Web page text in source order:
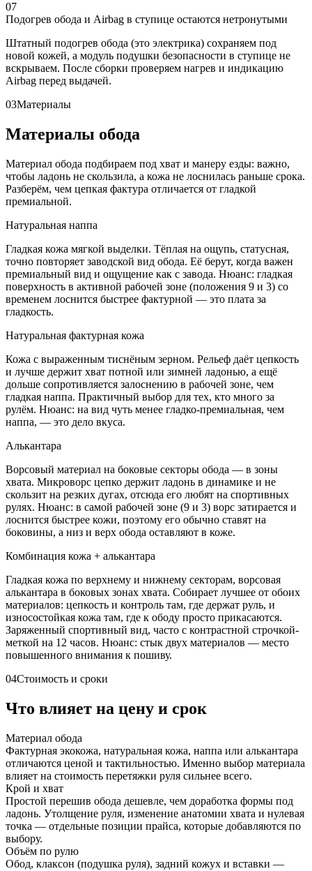
07
Подогрев обода и Airbag в ступице остаются нетронутыми
Штатный подогрев обода (это электрика) сохраняем под
новой кожей, а модуль подушки безопасности в ступице не
вскрываем. После сборки проверяем нагрев и индикацию
Airbag перед выдачей.
03Материалы
Материалы обода
Материал обода подбираем под хват и манеру езды: важно,
чтобы ладонь не скользила, а кожа не лоснилась раньше срока.
Разберём, чем цепкая фактура отличается от гладкой
премиальной.
Натуральная наппа
Гладкая кожа мягкой выделки. Тёплая на ощупь, статусная,
точно повторяет заводской вид обода. Её берут, когда важен
премиальный вид и ощущение как с завода. Нюанс: гладкая
поверхность в активной рабочей зоне (положения 9 и 3) со
временем лоснится быстрее фактурной — это плата за
гладкость.
Натуральная фактурная кожа
Кожа с выраженным тиснёным зерном. Рельеф даёт цепкость
и лучше держит хват потной или зимней ладонью, а ещё
дольше сопротивляется залоснению в рабочей зоне, чем
гладкая наппа. Практичный выбор для тех, кто много за
рулём. Нюанс: на вид чуть менее гладко-премиальная, чем
наппа, — это дело вкуса.
Алькантара
Ворсовый материал на боковые секторы обода — в зоны
хвата. Микроворс цепко держит ладонь в динамике и не
скользит на резких дугах, отсюда его любят на спортивных
рулях. Нюанс: в самой рабочей зоне (9 и 3) ворс затирается и
лоснится быстрее кожи, поэтому его обычно ставят на
боковины, а низ и верх обода оставляют в коже.
Комбинация кожа + алькантара
Гладкая кожа по верхнему и нижнему секторам, ворсовая
алькантара в боковых зонах хвата. Собирает лучшее от обоих
материалов: цепкость и контроль там, где держат руль, и
износостойкая кожа там, где к ободу просто прикасаются.
Заряженный спортивный вид, часто с контрастной строчкой-
меткой на 12 часов. Нюанс: стык двух материалов — место
повышенного внимания к пошиву.
04Стоимость и сроки
Что влияет на цену и срок
Материал обода
Фактурная экокожа, натуральная кожа, наппа или алькантара
отличаются ценой и тактильностью. Именно выбор материала
влияет на стоимость перетяжки руля сильнее всего.
Крой и хват
Простой перешив обода дешевле, чем доработка формы под
ладонь. Утолщение руля, изменение анатомии хвата и нулевая
точка — отдельные позиции прайса, которые добавляются по
выбору.
Объём по рулю
Обод, клаксон (подушка руля), задний кожух и вставки —